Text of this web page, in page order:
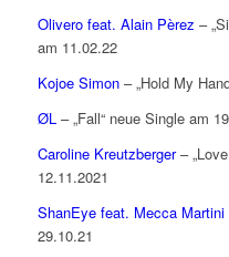
Olivero feat. Alain Pèrez –
am 11.02.22
Kojoe Simon– „Hold My
ØL– „Fall“ neue Single am
Caroline Kreutzberger–
12.11.2021
ShanEye feat. Mecca Martini
29.10.21